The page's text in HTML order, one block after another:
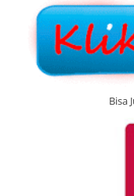
Bisa